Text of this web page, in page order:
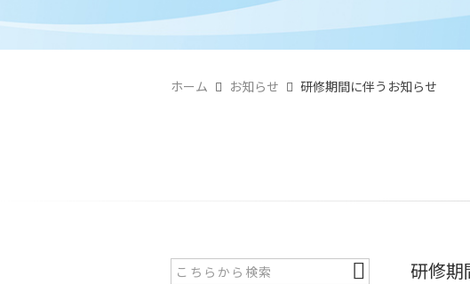
ホーム お知らせ 研修期間に伴うお知らせ
研修期